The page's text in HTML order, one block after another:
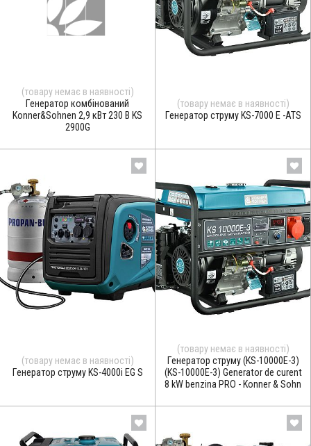
(товару немає в наявності)
Генератор комбінований
Konner&Sohnen 2,9 кВт 230 В KS
2900G
(товару немає в наявності)
Генератор струму KS-7000 E -ATS
(товару немає в наявності)
Генератор струму KS-4000i EG S
(товару немає в наявності)
Генератор струму (KS-10000E-3)
(KS-10000E-3) Generator de curent
8 kW benzina PRO - Konner & Sohn